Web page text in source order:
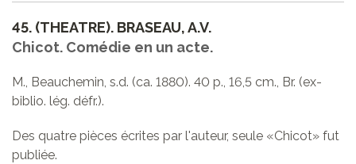
45. (THEATRE). BRASEAU, A.V.
Chicot. Comédie en un acte.
M., Beauchemin, s.d. (ca. 1880). 40 p., 16,5 cm., Br. (ex-
biblio. lég. défr.).
Des quatre pièces écrites par l'auteur, seule «Chicot» fut
publiée.